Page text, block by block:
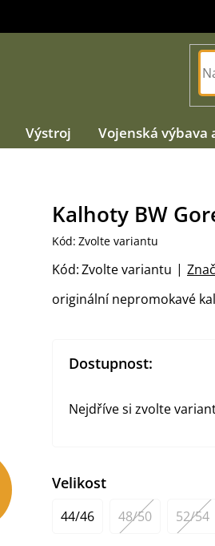
Výstroj Vojenská výbava
Velikost
44/46 48/50 52/54
originální nepromokavé
Kalhoty BW
Kód: Zvolte variantu
Kód:Zvolte variantu
Dostupnost:
Nejdříve si zvolte